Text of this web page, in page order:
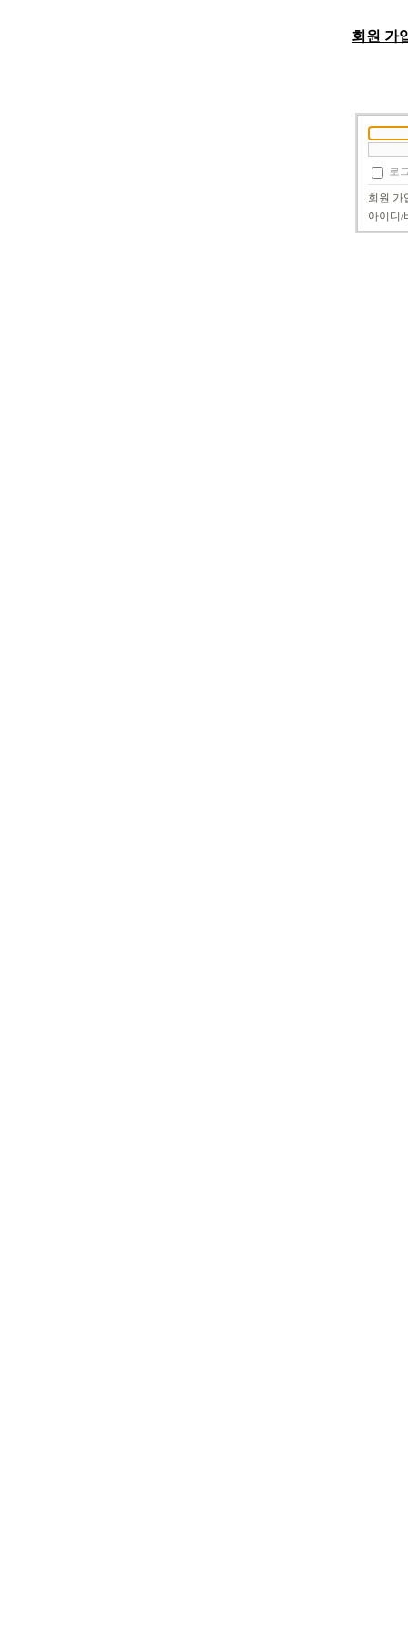
회원 가
로
회원 가
아이디/